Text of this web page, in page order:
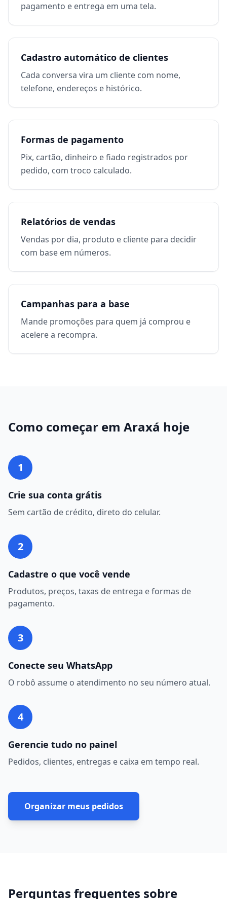
pagamento e entrega em uma tela.
Cadastro automático de clientes
Cada conversa vira um cliente com nome,
telefone, endereços e histórico.
Formas de pagamento
Pix, cartão, dinheiro e fiado registrados por
pedido, com troco calculado.
Relatórios de vendas
Vendas por dia, produto e cliente para decidir
com base em números.
Campanhas para a base
Mande promoções para quem já comprou e
acelere a recompra.
Como começar em Araxá hoje
1
Crie sua conta grátis
Sem cartão de crédito, direto do celular.
2
Cadastre o que você vende
Produtos, preços, taxas de entrega e formas de
pagamento.
3
Conecte seu WhatsApp
O robô assume o atendimento no seu número atual.
4
Gerencie tudo no painel
Pedidos, clientes, entregas e caixa em tempo real.
Organizar meus pedidos
Perguntas frequentes sobre